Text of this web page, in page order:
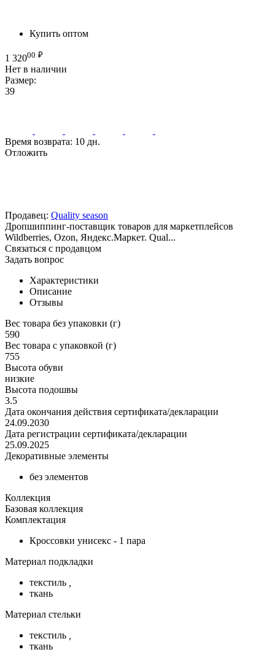
Купить оптом
1 32000 ₽
Нет в наличии
Размер:
39
Время возврата: 10 дн.
Отложить
Продавец: Quality season
Дропшиппинг-поставщик товаров для маркетплейсов
Wildberries, Ozon, Яндекс.Маркет. Qual...
Связаться с продавцом
Задать вопрос
Характеристики
Описание
Отзывы
Вес товара без упаковки (г)
590
Вес товара с упаковкой (г)
755
Высота обуви
низкие
Высота подошвы
3.5
Дата окончания действия сертификата/декларации
24.09.2030
Дата регистрации сертификата/декларации
25.09.2025
Декоративные элементы
без элементов
Коллекция
Базовая коллекция
Комплектация
Кроссовки унисекс - 1 пара
Материал подкладки
текстиль
ткань
Материал стельки
текстиль
ткань